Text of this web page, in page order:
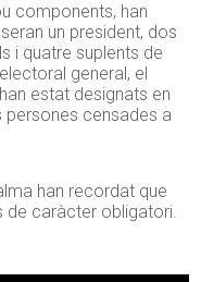
components, han
un president, dos
i quatre suplents de
general, el
estat designats en
censades a
han recordat que
de caràcter obligatori.